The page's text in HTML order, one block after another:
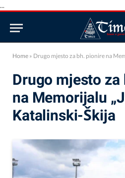
...
Home » Drugo mjesto za bh. pionire na
Drugo mjesto
na Memorijalu
Katalinski-Škija